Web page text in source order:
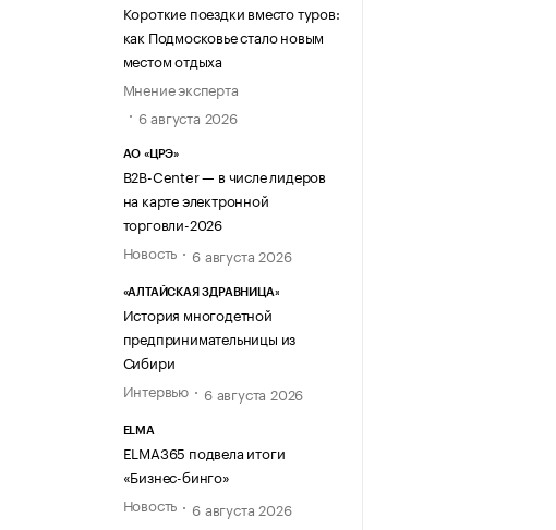
Короткие поездки вместо туров:
как Подмосковье стало новым
местом отдыха
Мнение эксперта
6 августа 2026
АО «ЦРЭ»
B2B-Center — в числе лидеров
на карте электронной
торговли-2026
Новость
6 августа 2026
«АЛТАЙСКАЯ ЗДРАВНИЦА»
История многодетной
предпринимательницы из
Сибири
Интервью
6 августа 2026
ELMA
ELMA365 подвела итоги
«Бизнес-бинго»
Новость
6 августа 2026